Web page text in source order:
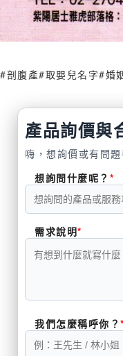
#剖腹產#取嬰兒名字#婚
產品詢價與
嗨，想詢價或有問
想詢問什麼呢？
需求說明
我們怎麼稱呼你？